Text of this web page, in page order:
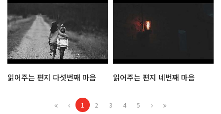
읽어주는 편지 다섯번째 마음 읽어주는 편지 네번째 마음
1 2 3 4 5